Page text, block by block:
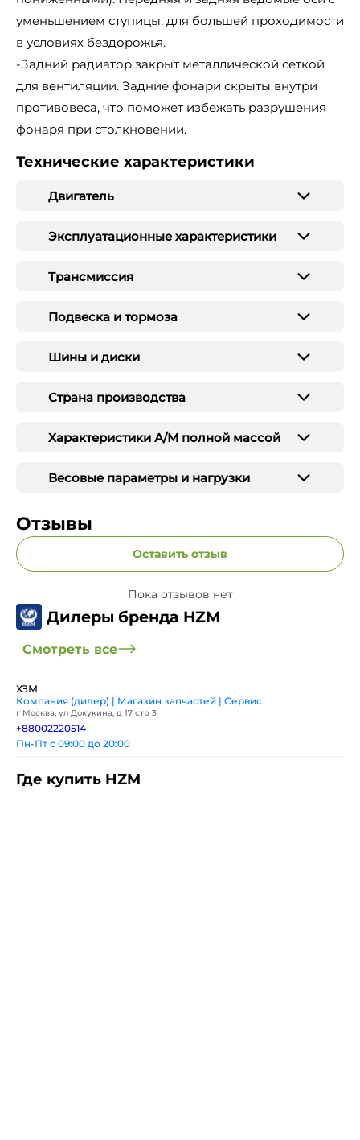
уменьшением ступицы, для большей проходимости
в условиях бездорожья.
-Задний радиатор закрыт металлической сеткой
для вентиляции. Задние фонари скрыты внутри
противовеса, что поможет избежать разрушения
фонаря при столкновении.
Технические характеристики
Двигатель
Эксплуатационные характеристики
Трансмиссия
Подвеска и тормоза
Шины и диски
Страна производства
Характеристики А/М полной массой
Весовые параметры и нагрузки
Отзывы
Оставить отзыв
Пока отзывов нет
Дилеры бренда HZM
Смотреть все
ХЗМ
Компания (дилер) | Магазин запчастей | Сервис
г Москва, ул Докукина, д 17 стр 3
+88002220514
Пн-Пт с 09:00 до 20:00
Где купить HZM